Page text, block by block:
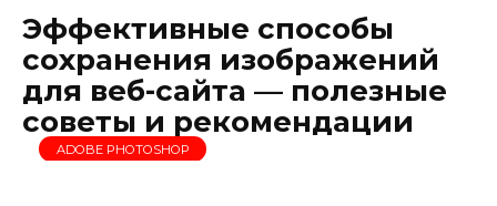
Эффективные способы
сохранения изображений
для веб-сайта — полезные
советы и рекомендации
ADOBE PHOTOSHOP